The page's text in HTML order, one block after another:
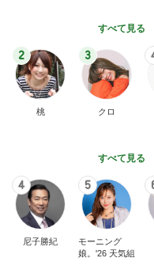
すべて見る
2
桃
3
クロ
すべて見る
4
尼子勝紀
5
モーニング
娘。'26 天気組